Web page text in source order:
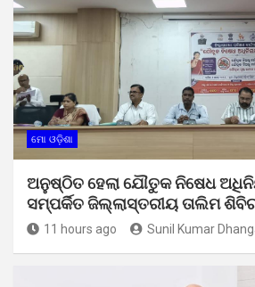
ମୋ ଓଡ଼ିଶା
ଅନୁଷ୍ଠିତ ହେଲା ଯୌତୁକ ନିଷେଧ
ସମ୍ପର୍କିତ ଜିଲ୍ଲାସ୍ତରୀୟ ତାଲିମ
11 hours ago Sunil Kumar